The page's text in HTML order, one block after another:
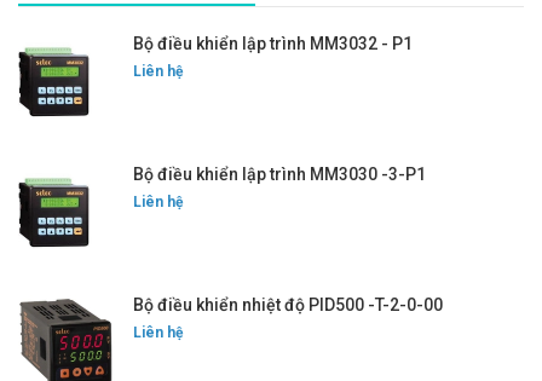
Bộ điều khiển lập trình MM3032 - P1
Liên hệ
Bộ điều khiển lập trình MM3030 -3-P1
Liên hệ
Bộ điều khiển nhiệt độ PID500 -T-2-0-00
Liên hệ